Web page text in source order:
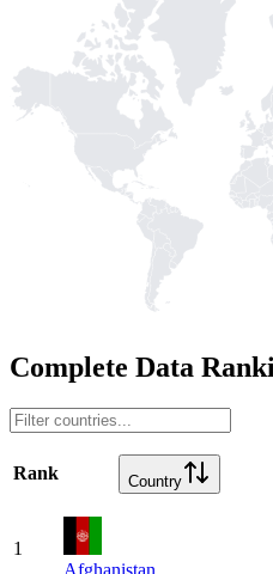
Complete Data
Rank Country
1
Afghanistan